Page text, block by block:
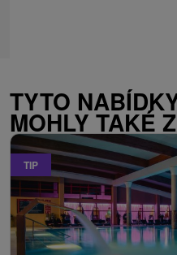
TYTO
MOHLY TAKÉ
TIP